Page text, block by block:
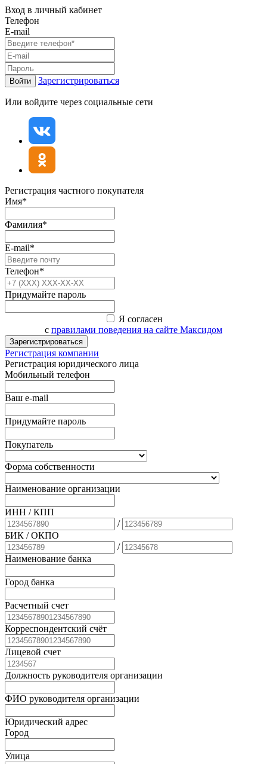
Вход в личный кабинет
Телефон
E-mail
Войти Зарегистрироваться
Или войдите через социальные сети
Регистрация частного покупателя
Имя*
Фамилия*
E-mail*
Телефон*
Придумайте пароль
Я согласен
с правилами поведения на сайте Максидом
Зарегистрироваться
Регистрация компании
Регистрация юридического лица
Мобильный телефон
Ваш e-mail
Придумайте пароль
Покупатель
Форма собственности
Наименование организации
ИНН / КПП
/
БИК / ОКПО
/
Наименование банка
Город банка
Расчетный счет
Корреспондентский счёт
Лицевой счет
Должность руководителя организации
ФИО руководителя организации
Юридический адрес
Город
Улица